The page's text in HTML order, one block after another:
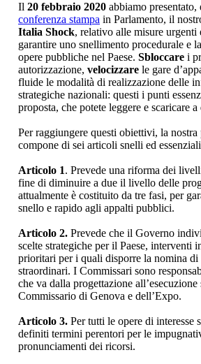
Il 20 febbraio 2020 abbiamo presentato,
conferenza stampa in Parlamento, il
Italia Shock, relativo alle misure urgenti
garantire uno snellimento procedurale e
opere pubbliche nel Paese. Sbloccare i
autorizzazione, velocizzare le gare
fluide le modalità di realizzazione delle
strategiche nazionali: questi i punti
proposta, che potete leggere e scaricare
Per raggiungere questi obiettivi, la
compone di sei articoli snelli ed
Articolo 1. Prevede una riforma dei
fine di diminuire a due il livello delle
attualmente è costituito da tre fasi, per
snello e rapido agli appalti pubblici.
Articolo 2. Prevede che il Governo
scelte strategiche per il Paese, interventi
prioritari per i quali disporre la nomina di
straordinari. I Commissari sono
che va dalla progettazione
Commissario di Genova e dell’Expo.
Articolo 3. Per tutti le opere di interesse
definiti termini perentori per le
pronunciamenti dei ricorsi.